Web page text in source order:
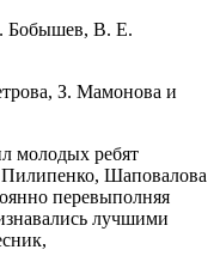
Бобышев, В. Е.
З. Мамонова и
молодых ребят
Шаповалова
перевыполняя
лучшими